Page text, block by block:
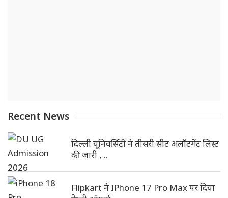
Recent News
दिल्ली यूनिवर्सिटी ने तीसरी सीट अलॉटमेंट लिस्ट
की जारी , ..
Flipkart ने IPhone 17 Pro Max पर दिया